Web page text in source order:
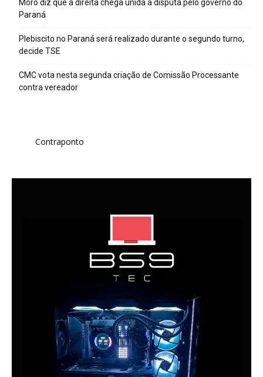
Moro diz que a direita chega unida à disputa pelo governo do
Paraná
Plebiscito no Paraná será realizado durante o segundo turno,
decide TSE
CMC vota nesta segunda criação de Comissão Processante
contra vereador
Contraponto